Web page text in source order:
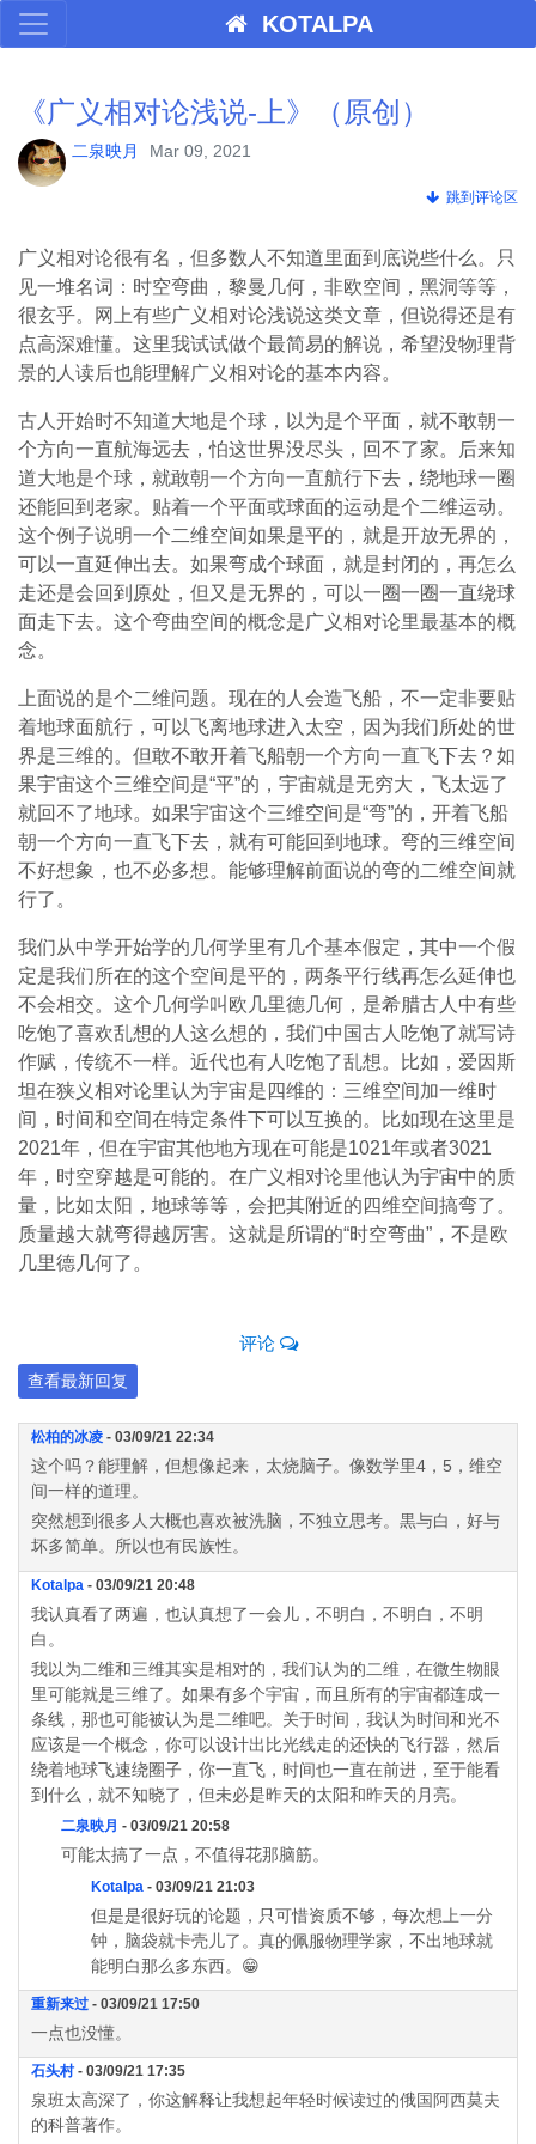
KOTALPA
《广义相对论浅说-上》（原创）
二泉映月 Mar 09, 2021
跳到评论区
广义相对论很有名，但多数人不知道里面到底说些什么。只
见一堆名词：时空弯曲，黎曼几何，非欧空间，黑洞等等，
很玄乎。网上有些广义相对论浅说这类文章，但说得还是有
点高深难懂。这里我试试做个最简易的解说，希望没物理背
景的人读后也能理解广义相对论的基本内容。
古人开始时不知道大地是个球，以为是个平面，就不敢朝一
个方向一直航海远去，怕这世界没尽头，回不了家。后来知
道大地是个球，就敢朝一个方向一直航行下去，绕地球一圈
还能回到老家。贴着一个平面或球面的运动是个二维运动。
这个例子说明一个二维空间如果是平的，就是开放无界的，
可以一直延伸出去。如果弯成个球面，就是封闭的，再怎么
走还是会回到原处，但又是无界的，可以一圈一圈一直绕球
面走下去。这个弯曲空间的概念是广义相对论里最基本的概
念。
上面说的是个二维问题。现在的人会造飞船，不一定非要贴
着地球面航行，可以飞离地球进入太空，因为我们所处的世
界是三维的。但敢不敢开着飞船朝一个方向一直飞下去？如
果宇宙这个三维空间是“平”的，宇宙就是无穷大，飞太远了
就回不了地球。如果宇宙这个三维空间是“弯”的，开着飞船
朝一个方向一直飞下去，就有可能回到地球。弯的三维空间
不好想象，也不必多想。能够理解前面说的弯的二维空间就
行了。
我们从中学开始学的几何学里有几个基本假定，其中一个假
定是我们所在的这个空间是平的，两条平行线再怎么延伸也
不会相交。这个几何学叫欧几里德几何，是希腊古人中有些
吃饱了喜欢乱想的人这么想的，我们中国古人吃饱了就写诗
作赋，传统不一样。近代也有人吃饱了乱想。比如，爱因斯
坦在狭义相对论里认为宇宙是四维的：三维空间加一维时
间，时间和空间在特定条件下可以互换的。比如现在这里是
2021年，但在宇宙其他地方现在可能是1021年或者3021
年，时空穿越是可能的。在广义相对论里他认为宇宙中的质
量，比如太阳，地球等等，会把其附近的四维空间搞弯了。
质量越大就弯得越厉害。这就是所谓的“时空弯曲”，不是欧
几里德几何了。
评论
查看最新回复
松柏的冰凌 - 03/09/21 22:34
这个吗？能理解，但想像起来，太烧脑子。像数学里4，5，维空
间一样的道理。
突然想到很多人大概也喜欢被洗脑，不独立思考。黒与白，好与
坏多简单。所以也有民族性。
Kotalpa - 03/09/21 20:48
我认真看了两遍，也认真想了一会儿，不明白，不明白，不明
白。
我以为二维和三维其实是相对的，我们认为的二维，在微生物眼
里可能就是三维了。如果有多个宇宙，而且所有的宇宙都连成一
条线，那也可能被认为是二维吧。关于时间，我认为时间和光不
应该是一个概念，你可以设计出比光线走的还快的飞行器，然后
绕着地球飞速绕圈子，你一直飞，时间也一直在前进，至于能看
到什么，就不知晓了，但未必是昨天的太阳和昨天的月亮。
二泉映月 - 03/09/21 20:58
可能太搞了一点，不值得花那脑筋。
Kotalpa - 03/09/21 21:03
但是是很好玩的论题，只可惜资质不够，每次想上一分
钟，脑袋就卡壳儿了。真的佩服物理学家，不出地球就
能明白那么多东西。😁
重新来过 - 03/09/21 17:50
一点也没懂。
石头村- 03/09/21 17:35
泉班太高深了，你这解释让我想起年轻时候读过的俄国阿西莫夫
的科普著作。